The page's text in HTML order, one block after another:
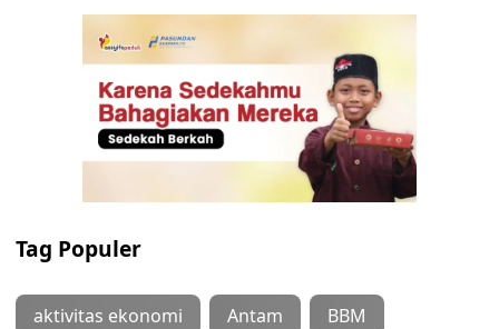
Tag Populer
aktivitas ekonomi Antam BBM